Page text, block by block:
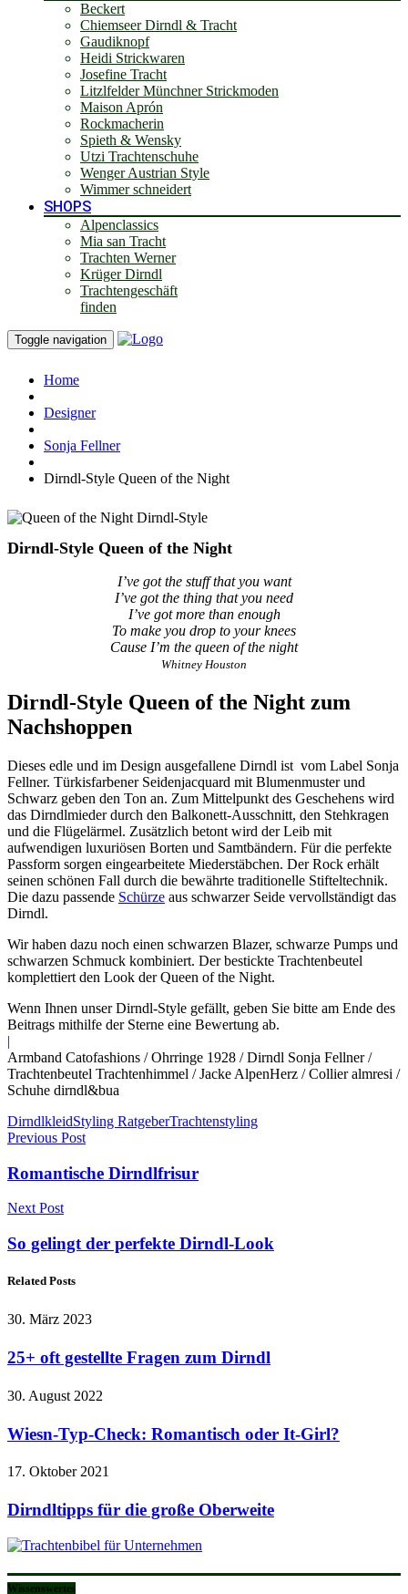
Beckert
Chiemseer Dirndl & Tracht
Gaudiknopf
Heidi Strickwaren
Josefine Tracht
Litzlfelder Münchner Strickmoden
Maison Aprón
Rockmacherin
Spieth & Wensky
Utzi Trachtenschuhe
Wenger Austrian Style
Wimmer schneidert
SHOPS
Alpenclassics
Mia san Tracht
Trachten Werner
Krüger Dirndl
Trachtengeschäft
finden
Toggle navigation
Home
Designer
Sonja Fellner
Dirndl-Style Queen of the Night
Dirndl-Style Queen of the Night
I’ve got the stuff that you want
I’ve got the thing that you need
I’ve got more than enough
To make you drop to your knees
Cause I’m the queen of the night
Whitney Houston
Dirndl-Style Queen of the Night zum
Nachshoppen
Dieses edle und im Design ausgefallene Dirndl ist vom Label Sonja
Fellner. Türkisfarbener Seidenjacquard mit Blumenmuster und
Schwarz geben den Ton an. Zum Mittelpunkt des Geschehens wird
das Dirndlmieder durch den Balkonett-Ausschnitt, den Stehkragen
und die Flügelärmel. Zusätzlich betont wird der Leib mit
aufwendigen luxuriösen Borten und Samtbändern. Für die perfekte
Passform sorgen eingearbeitete Miederstäbchen. Der Rock erhält
seinen schönen Fall durch die bewährte traditionelle Stifteltechnik.
Die dazu passende Schürze aus schwarzer Seide vervollständigt das
Dirndl.
Wir haben dazu noch einen schwarzen Blazer, schwarze Pumps und
schwarzen Schmuck kombiniert. Der bestickte Trachtenbeutel
komplettiert den Look der Queen of the Night.
Wenn Ihnen unser Dirndl-Style gefällt, geben Sie bitte am Ende des
Beitrags mithilfe der Sterne eine Bewertung ab.
|
Armband Catofashions / Ohrringe 1928 / Dirndl Sonja Fellner /
Trachtenbeutel Trachtenhimmel / Jacke AlpenHerz / Collier almresi /
Schuhe dirndl&bua
DirndlkleidStyling RatgeberTrachtenstyling
Previous Post
Romantische Dirndlfrisur
Next Post
So gelingt der perfekte Dirndl-Look
Related Posts
30. März 2023
25+ oft gestellte Fragen zum Dirndl
30. August 2022
Wiesn-Typ-Check: Romantisch oder It-Girl?
17. Oktober 2021
Dirndltipps für die große Oberweite
Wissenswertes